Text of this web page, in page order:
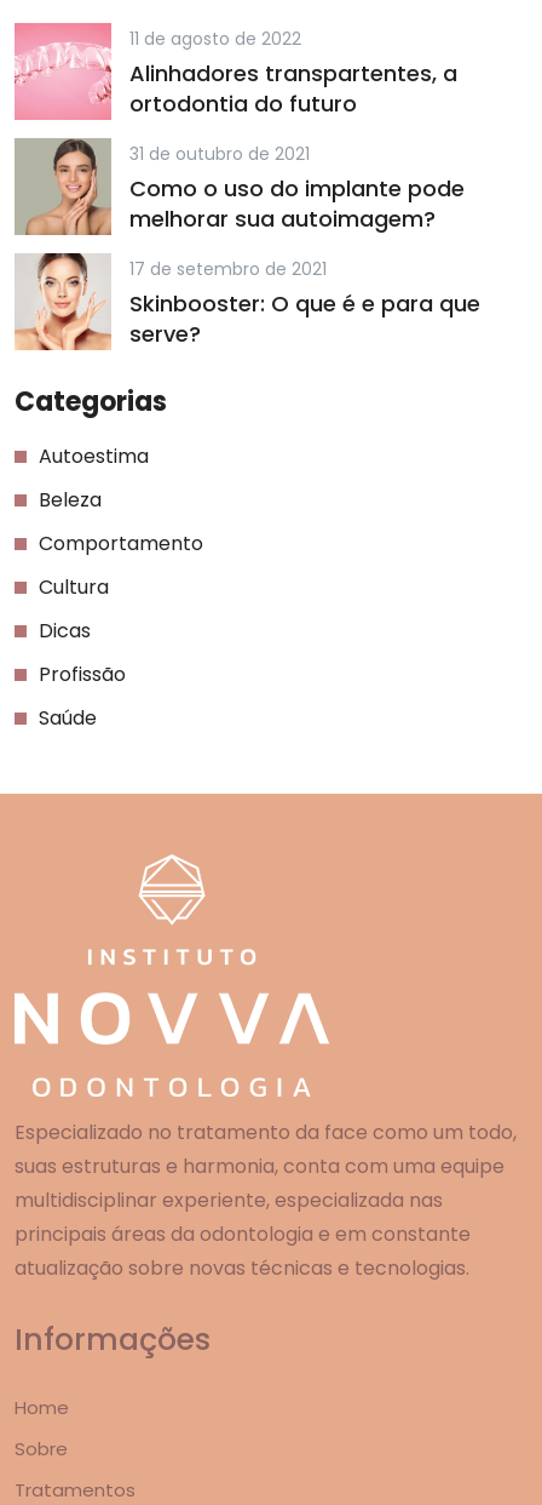
11 de agosto de 2022
Alinhadores transpartentes, a
ortodontia do futuro
31 de outubro de 2021
Como o uso do implante pode
melhorar sua autoimagem?
17 de setembro de 2021
Skinbooster: O que é e para que
serve?
Categorias
Autoestima
Beleza
Comportamento
Cultura
Dicas
Profissão
Saúde
Especializado no tratamento da face como um todo,
suas estruturas e harmonia, conta com uma equipe
multidisciplinar experiente, especializada nas
principais áreas da odontologia e em constante
atualização sobre novas técnicas e tecnologias.
Informações
Home
Sobre
Tratamentos